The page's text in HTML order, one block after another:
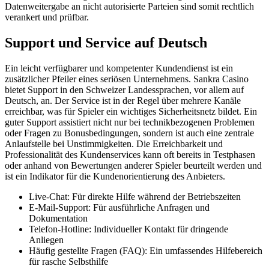
Datenweitergabe an nicht autorisierte Parteien sind somit rechtlich
verankert und prüfbar.
Support und Service auf Deutsch
Ein leicht verfügbarer und kompetenter Kundendienst ist ein
zusätzlicher Pfeiler eines seriösen Unternehmens. Sankra Casino
bietet Support in den Schweizer Landessprachen, vor allem auf
Deutsch, an. Der Service ist in der Regel über mehrere Kanäle
erreichbar, was für Spieler ein wichtiges Sicherheitsnetz bildet. Ein
guter Support assistiert nicht nur bei technikbezogenen Problemen
oder Fragen zu Bonusbedingungen, sondern ist auch eine zentrale
Anlaufstelle bei Unstimmigkeiten. Die Erreichbarkeit und
Professionalität des Kundenservices kann oft bereits in Testphasen
oder anhand von Bewertungen anderer Spieler beurteilt werden und
ist ein Indikator für die Kundenorientierung des Anbieters.
Live-Chat: Für direkte Hilfe während der Betriebszeiten
E-Mail-Support: Für ausführliche Anfragen und
Dokumentation
Telefon-Hotline: Individueller Kontakt für dringende
Anliegen
Häufig gestellte Fragen (FAQ): Ein umfassendes Hilfebereich
für rasche Selbsthilfe